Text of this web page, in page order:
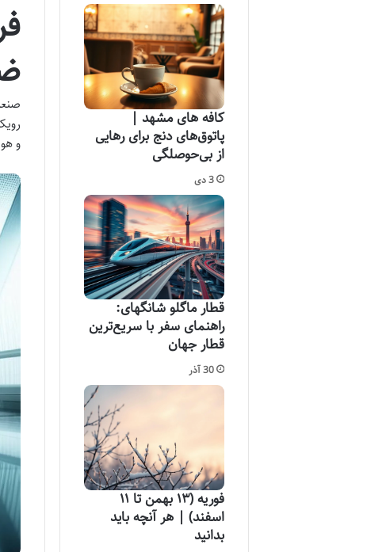
و
کافه های مشهد |
پاتوق‌های دنج برای رهایی
از بی‌حوصلگی
3 دی
قطار ماگلو شانگهای:
راهنمای سفر با سریع‌ترین
قطار جهان
30 آذر
فوریه (۱۳ بهمن تا ۱۱
اسفند) | هر آنچه باید
بدانید